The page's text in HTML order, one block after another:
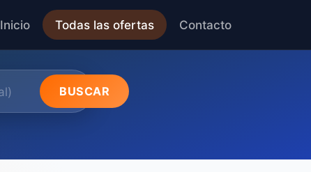
Inicio Todas las ofertas Contacto
BUSCAR